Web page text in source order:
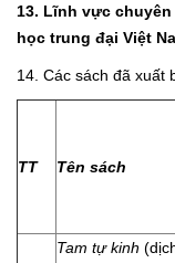
13. Lĩnh vực chuyên
học trung đại Việt
14. Các sách đã xuất
TT Tên sách
Tam tự kinh